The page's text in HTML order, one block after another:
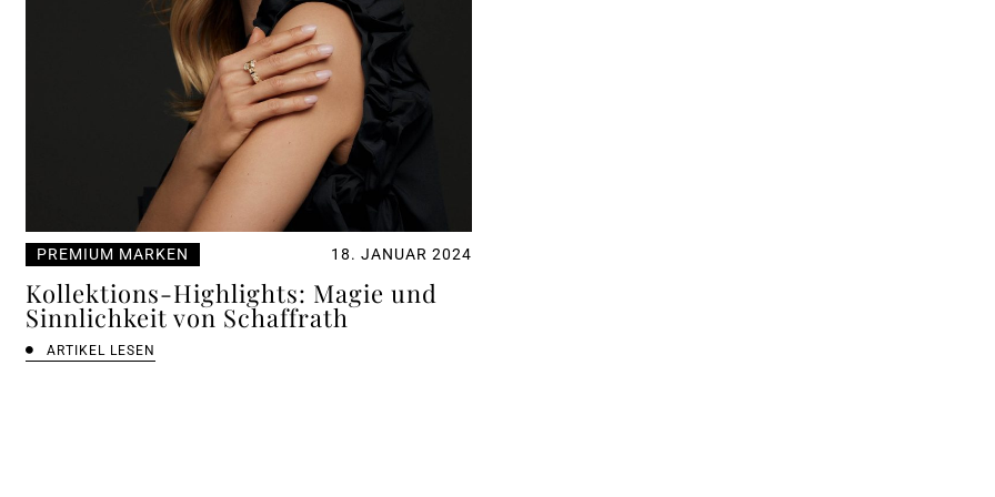
PREMIUM MARKEN 18. JANUAR 2024
Kollektions-Highlights: Magie und
Sinnlichkeit von Schaffrath
ARTIKEL LESEN